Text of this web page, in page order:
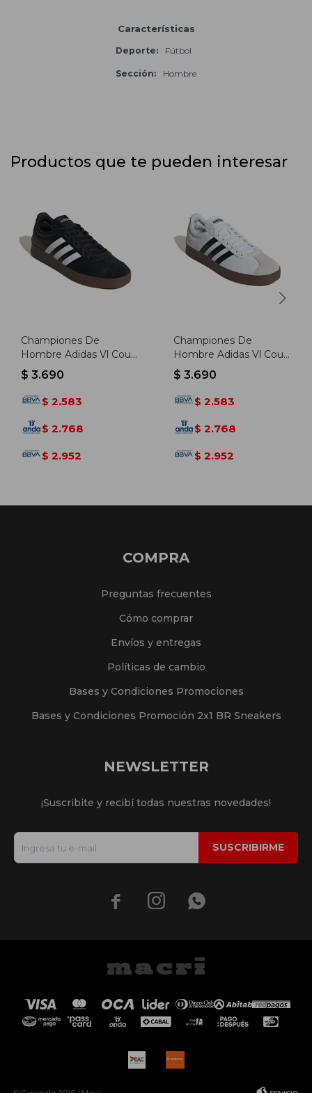
Características
Deporte Fútbol
Sección Hombre
Productos que te pueden interesar
Championes De
Hombre Adidas Vl Court
Base - Negro-blanco
$ 3.690
$ 2.583
$ 2.768
$ 2.952
Championes De
Hombre Adidas Vl Court
Base - Blanco-negro
$ 3.690
$ 2.583
$ 2.768
$ 2.952
COMPRA
Preguntas frecuentes
Cómo comprar
Envíos y entregas
Políticas de cambio
Bases y Condiciones Promociones
Bases y Condiciones Promoción 2x1 BR Sneakers
NEWSLETTER
¡Suscribite y recibí todas nuestras novedades!
SUSCRIBIRME
  